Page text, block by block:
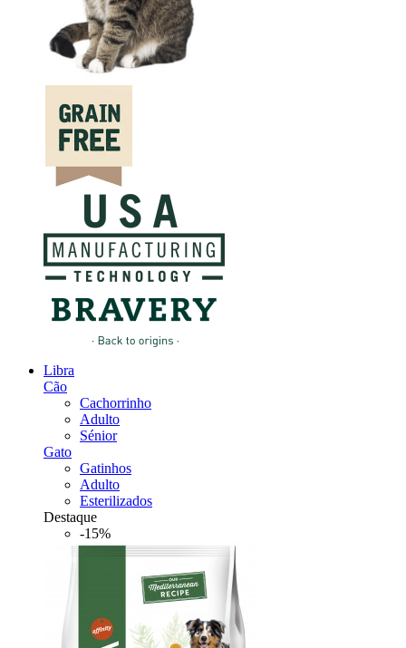
Libra
Cão
Cachorrinho
Adulto
Sénior
Gato
Gatinhos
Adulto
Esterilizados
Destaque
-15%